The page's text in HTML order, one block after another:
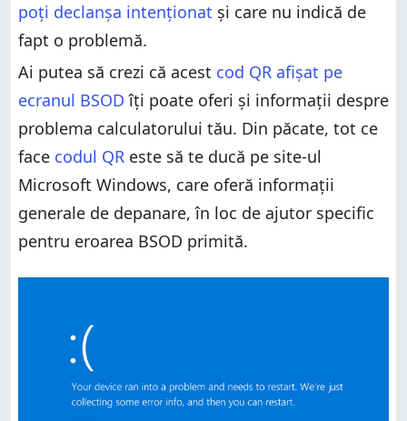
poți declanșa intenționat și care nu indică de
fapt o problemă.
Ai putea să crezi că acest cod QR afișat pe
ecranul BSOD îți poate oferi și informații despre
problema calculatorului tău. Din păcate, tot ce
face codul QR este să te ducă pe site-ul
Microsoft Windows, care oferă informații
generale de depanare, în loc de ajutor specific
pentru eroarea BSOD primită.